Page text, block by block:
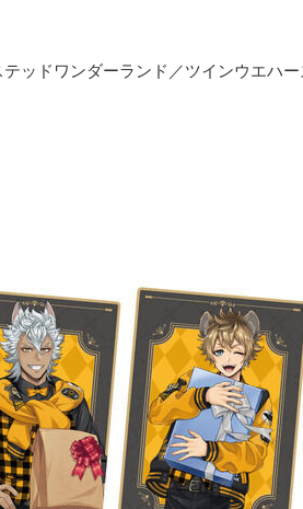
ッドワンダーランド／ツインウエハ